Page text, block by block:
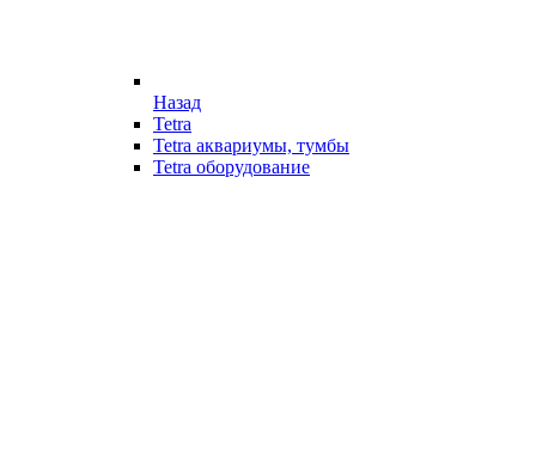
Назад
Tetra
Tetra аквариумы, тумбы
Tetra оборудование